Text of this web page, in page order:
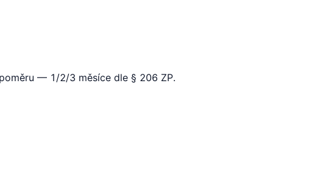
— 1/2/3 měsíce dle § 206 ZP.